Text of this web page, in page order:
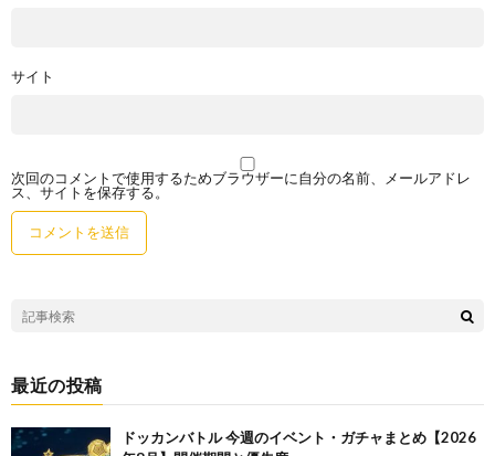
サイト
次回のコメントで使用するためブラウザーに自分の名前、メールアドレ
ス、サイトを保存する。
最近の投稿
ドッカンバトル 今週のイベント・ガチャまとめ【2026